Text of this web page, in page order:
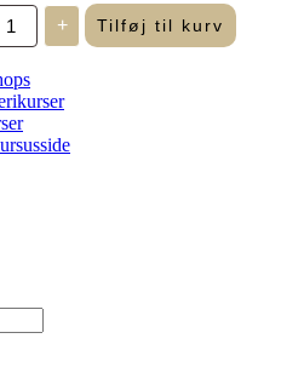
+ Tilføj til kurv